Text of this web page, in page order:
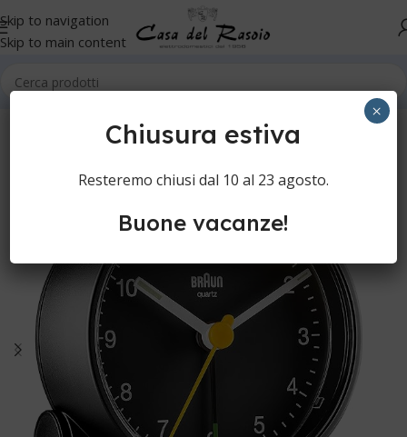
Skip to navigation
Skip to main content
Chiusura estiva
Resteremo chiusi dal 10 al 23 agosto.
Buone vacanze!
×